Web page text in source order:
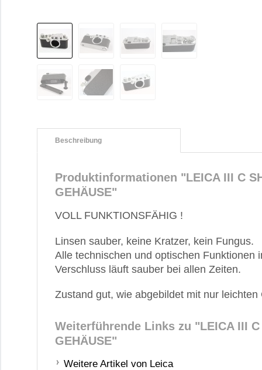
Beschreibung
Produktinformationen "LEICA III C
GEHÄUSE"
VOLL FUNKTIONSFÄHIG !
Linsen sauber, keine Kratzer, kein Fungus.
Alle technischen und optischen Funktionen
Verschluss läuft sauber bei allen Zeiten.
Zustand gut, wie abgebildet mit nur leichten
Weiterführende Links zu "LEICA III
GEHÄUSE"
Weitere Artikel von Leica